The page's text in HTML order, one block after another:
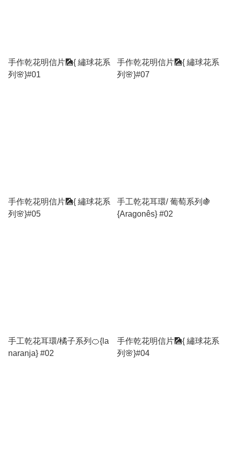
手作乾花明信片🎑{ 繡球花系
列🌸}#01
手作乾花明信片🎑{ 繡球花系
列🌸}#07
手作乾花明信片🎑{ 繡球花系
列🌸}#05
手工乾花耳環/ 葡萄系列🍇
{Aragonês} #02
手工乾花耳環/橘子系列🍊{la
naranja} #02
手作乾花明信片🎑{ 繡球花系
列🌸}#04